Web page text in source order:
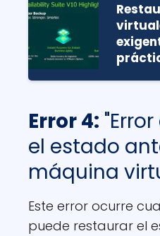
Error 4:
el estado
máquina
Este error ocurre
puede restaurar el